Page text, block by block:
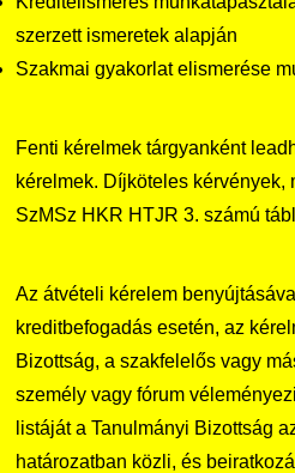
szerzett ismeretek alapján
Szakmai gyakorlat elismerése
Fenti kérelmek tárgyanként
kérelmek. Díjköteles kérvények,
SzMSz HKR HTJR 3. számú
Az átvételi kérelem
kreditbefogadás esetén, az
Bizottság, a szakfelelős vagy
személy vagy fórum
listáját a Tanulmányi Bizottság
határozatban közli, és